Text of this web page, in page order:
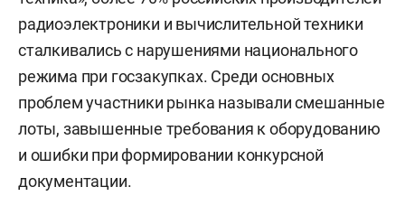
радиоэлектроники и вычислительной техники
сталкивались с нарушениями национального
режима при госзакупках. Среди основных
проблем участники рынка называли смешанные
лоты, завышенные требования к оборудованию
и ошибки при формировании конкурсной
документации.